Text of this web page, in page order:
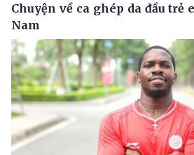
Chuyện về ca ghép da đầu trẻ
Nam